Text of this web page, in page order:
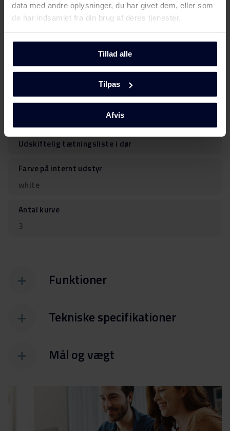
data med andre oplysninger, du har givet dem, eller som
de har indsamlet fra din brug af deres tjenester.
Tillad alle
Tilpas
Afvis
Lås
Fuld elektronisk
Udskiftelig tætningsliste i dør
Farve på internt udstyr
white
Antal kurve
3
Funktioner
Tekniske specifikationer
Mål og vægt